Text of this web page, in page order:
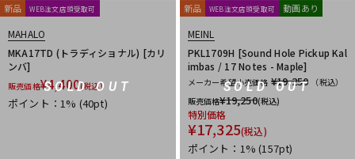
SOLD OUT
新品 WEB注文店頭受取可
MAHALO
MKA17TD (トラディショナル) [カリ
ンバ]
販売価格¥4,400(税込)
ポイント：1% (40pt)
SOLD OUT
新品 WEB注文店頭受取可 動画あり
MEINL
PKL1709H [Sound Hole Pickup Kal
imbas / 17 Notes - Maple]
メーカー希望小売価格 ¥19,250
（税込）
販売価格¥19,250(税込)
特別価格
¥17,325(税込)
ポイント：1%(157pt)